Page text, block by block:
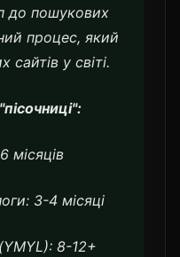
до пошукових
процес, який
у світі.
місяців
3-4 місяці
8-12+